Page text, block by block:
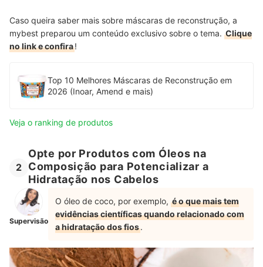
Caso queira saber mais sobre máscaras de reconstrução, a
mybest preparou um conteúdo exclusivo sobre o tema. Clique
no link e confira!
Top 10 Melhores Máscaras de Reconstrução em
2026 (Inoar, Amend e mais)
Veja o ranking de produtos
2
Opte por Produtos com Óleos na
Composição para Potencializar a
Hidratação nos Cabelos
Supervisão
O óleo de coco, por exemplo, é o que mais tem
evidências científicas quando relacionado com
a hidratação dos fios.